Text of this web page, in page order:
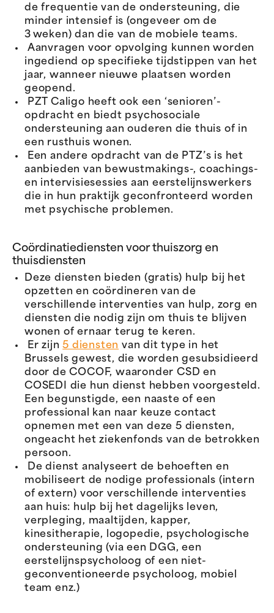
de frequentie van de ondersteuning, die
minder intensief is (ongeveer om de
3 weken) dan die van de mobiele teams.
Aanvragen voor opvolging kunnen worden
ingediend op specifieke tijdstippen van het
jaar, wanneer nieuwe plaatsen worden
geopend.
PZT Caligo heeft ook een ‘senioren’-
opdracht en biedt psychosociale
ondersteuning aan ouderen die thuis of in
een rusthuis wonen.
Een andere opdracht van de PTZ’s is het
aanbieden van bewustmakings-, coachings-
en intervisiesessies aan eerstelijnswerkers
die in hun praktijk geconfronteerd worden
met psychische problemen.
Coördinatiediensten voor thuiszorg en
thuisdiensten
Deze diensten bieden (gratis) hulp bij het
opzetten en coördineren van de
verschillende interventies van hulp, zorg en
diensten die nodig zijn om thuis te blijven
wonen of ernaar terug te keren.
Er zijn5 diensten van dit type in het
Brussels gewest, die worden gesubsidieerd
door de COCOF, waaronder CSD en
COSEDI die hun dienst hebben voorgesteld.
Een begunstigde, een naaste of een
professional kan naar keuze contact
opnemen met een van deze 5 diensten,
ongeacht het ziekenfonds van de betrokken
persoon.
De dienst analyseert de behoeften en
mobiliseert de nodige professionals (intern
of extern) voor verschillende interventies
aan huis: hulp bij het dagelijks leven,
verpleging, maaltijden, kapper,
kinesitherapie, logopedie, psychologische
ondersteuning (via een DGG, een
eerstelijnspsycholoog of een niet-
geconventioneerde psycholoog, mobiel
team enz.)